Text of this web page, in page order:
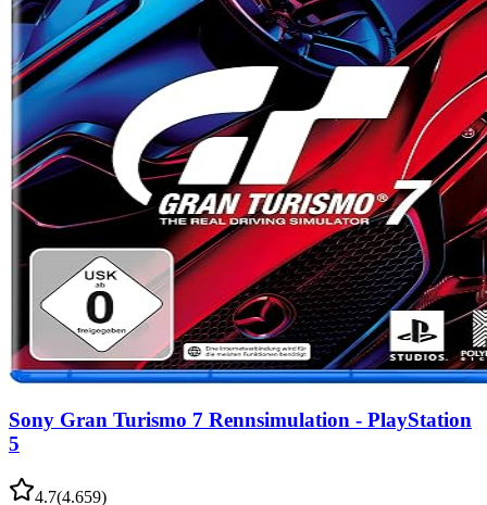
Sony Gran Turismo 7 Rennsimulation - PlayStation
5
4.7(4.659)